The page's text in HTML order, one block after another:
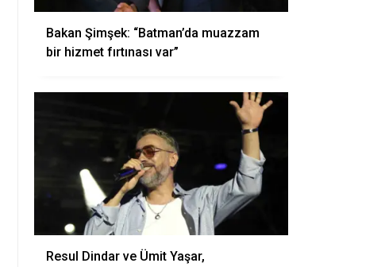
Bakan Şimşek: “Batman’da muazzam
bir hizmet fırtınası var”
Resul Dindar ve Ümit Yaşar,